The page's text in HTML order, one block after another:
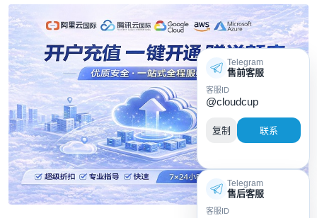
Telegram
售前客服
客服ID
@cloudcup
复制 联系
Telegram
售后客服
客服ID